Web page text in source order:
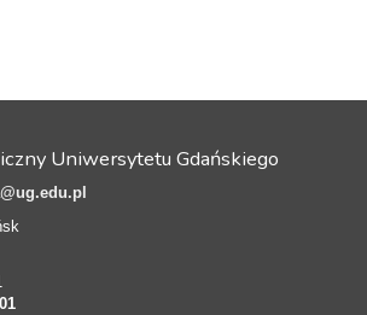
Uniwersytetu Gdańskiego